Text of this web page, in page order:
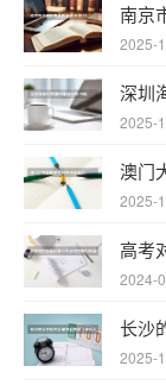
2025-
2025-
澳门
2025-
2024-
2025-